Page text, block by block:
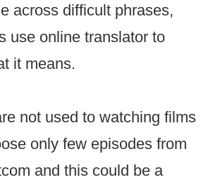
across difficult phrases,
use online translator to
it means.
not used to watching films
only few episodes from
and this could be a